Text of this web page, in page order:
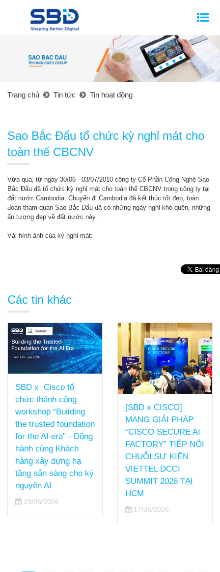
Trang chủ Tin tức Tin hoạt động
Sao Bắc Đẩu tổ chức kỳ nghỉ mát cho
toàn thể CBCNV
Vừa qua, từ ngày 30/06 - 03/07/2010 công ty Cổ Phần Công Nghệ Sao
Bắc Đẩu đã tổ chức kỳ nghỉ mát cho toàn thể CBCNV trong công ty tại
đất nước Cambodia. Chuyến đi Cambodia đã kết thúc tốt đẹp, toàn
đoàn tham quan Sao Bắc Đẩu đã có những ngày nghỉ khó quên, những
ấn tượng đẹp về đất nước này.
Vài hình ảnh của kỳ nghỉ mát:
Các tin khác
SBD x Cisco tổ
chức thành công
workshop “Building
the trusted foundation
for the AI era” - Đồng
hành cùng Khách
hàng xây dựng hạ
tầng sẵn sàng cho kỷ
nguyên AI
29/06/2026
[SBD x CISCO]
MANG GIẢI PHÁP
“CISCO SECURE AI
FACTORY” TIẾP NỐI
CHUỖI SỰ KIỆN
VIETTEL DCCI
SUMMIT 2026 TẠI
HCM
17/06/2026